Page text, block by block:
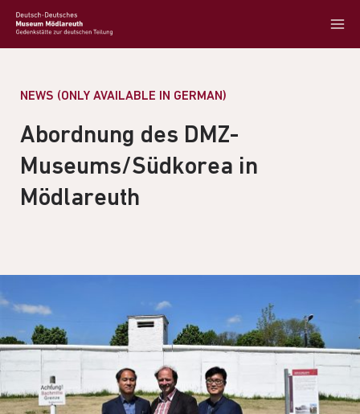
NEWS (ONLY AVAILABLE IN GERMAN)
Abordnung des DMZ-
Museums/Südkorea in
Mödlareuth